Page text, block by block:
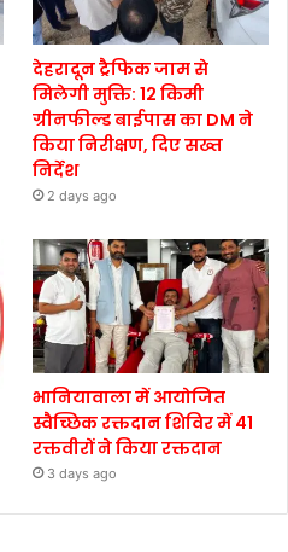
देहरादून ट्रैफिक जाम से
मिलेगी मुक्ति: 12 किमी
ग्रीनफील्ड बाईपास का DM ने
किया निरीक्षण, दिए सख्त
निर्देश
2 days ago
भानियावाला में आयोजित
स्वैच्छिक रक्तदान शिविर में 41
रक्तवीरों ने किया रक्तदान
3 days ago